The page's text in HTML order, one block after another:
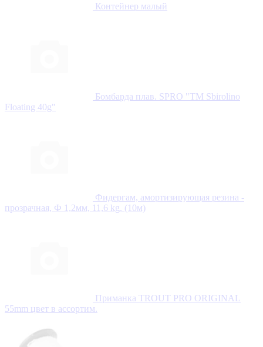
Контейнер малый
Бомбарда плав. SPRO "TM Sbirolino
Floating 40g"
Фидергам, амортизирующая резина -
прозрачная, Ф 1,2мм, 11,6 kg. (10м)
Приманка TROUT PRO ORIGINAL
55mm цвет в ассортим.